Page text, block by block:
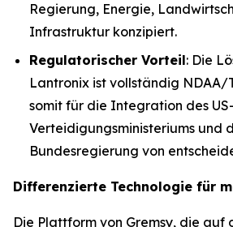
Regierung, Energie,
Infrastruktur konzipiert.
Regulatorischer Vorteil: Die
Lantronix ist vollständig NDAA/
somit für die Integration des US-
Verteidigungsministeriums und
Bundesregierung von
Differenzierte Technologie für
Die Plattform von Gremsy, die